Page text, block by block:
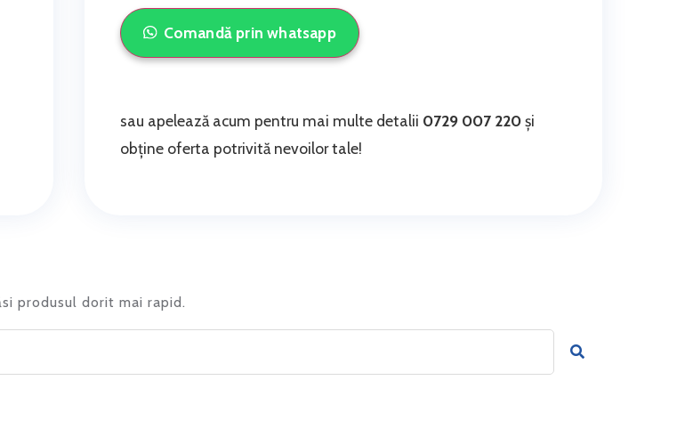
Comandă prin whatsapp
sau apelează acum pentru mai multe detalii 0729 007 220și
obține oferta potrivită nevoilor tale!
produsul dorit mai rapid.